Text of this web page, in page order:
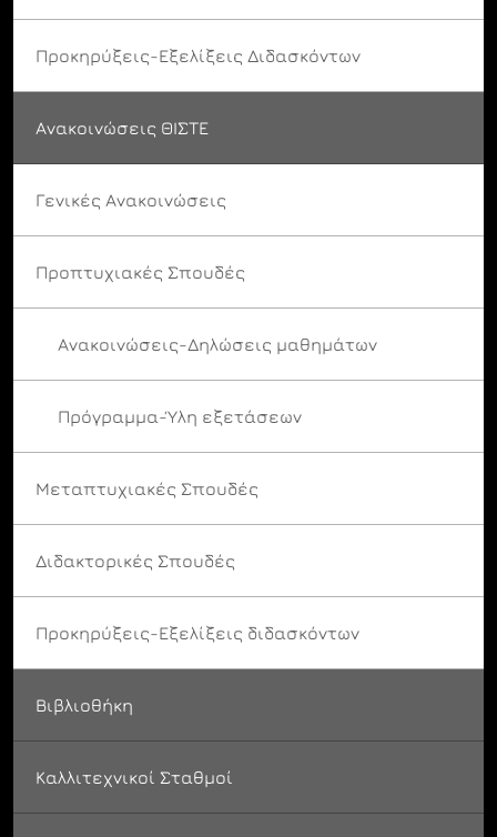
Προκηρύξεις-Εξελίξεις Διδασκόντων
Ανακοινώσεις ΘΙΣΤΕ
Γενικές Ανακοινώσεις
Προπτυχιακές Σπουδές
Ανακοινώσεις-Δηλώσεις μαθημάτων
Πρόγραμμα-Ύλη εξετάσεων
Μεταπτυχιακές Σπουδές
Διδακτορικές Σπουδές
Προκηρύξεις-Εξελίξεις διδασκόντων
Βιβλιοθήκη
Καλλιτεχνικοί Σταθμοί